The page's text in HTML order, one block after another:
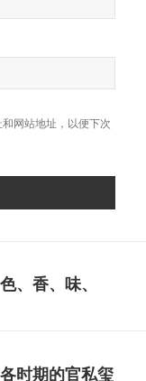
网站地址，以便下次
、香、味、
时期的官私玺